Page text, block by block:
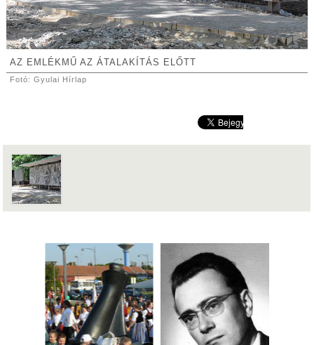
AZ EMLÉKMŰ AZ ÁTALAKÍTÁS ELŐTT
Fotó: Gyulai Hírlap